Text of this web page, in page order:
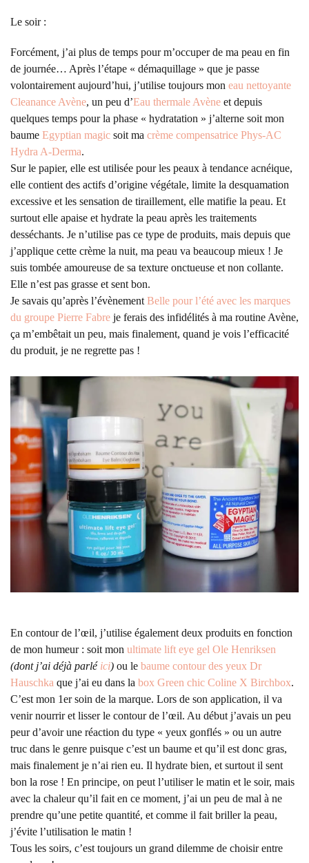
Le soir :
Forcément, j’ai plus de temps pour m’occuper de ma peau en fin
de journée… Après l’étape « démaquillage » que je passe
volontairement aujourd’hui, j’utilise toujours mon eau nettoyante
Cleanance Avène, un peu d’Eau thermale Avène et depuis
quelques temps pour la phase « hydratation » j’alterne soit mon
baume Egyptian magic soit ma crème compensatrice Phys-AC
Hydra A-Derma.
Sur le papier, elle est utilisée pour les peaux à tendance acnéique,
elle contient des actifs d’origine végétale, limite la desquamation
excessive et les sensation de tiraillement, elle matifie la peau. Et
surtout elle apaise et hydrate la peau après les traitements
desséchants. Je n’utilise pas ce type de produits, mais depuis que
j’applique cette crème la nuit, ma peau va beaucoup mieux ! Je
suis tombée amoureuse de sa texture onctueuse et non collante.
Elle n’est pas grasse et sent bon.
Je savais qu’après l’évènement Belle pour l’été avec les marques
du groupe Pierre Fabre je ferais des infidélités à ma routine Avène,
ça m’embêtait un peu, mais finalement, quand je vois l’efficacité
du produit, je ne regrette pas !
En contour de l’œil, j’utilise également deux produits en fonction
de mon humeur : soit mon ultimate lift eye gel Ole Henriksen
(dont j’ai déjà parlé ici) ou le baume contour des yeux Dr
Hauschka que j’ai eu dans la box Green chic Coline X Birchbox.
C’est mon 1er soin de la marque. Lors de son application, il va
venir nourrir et lisser le contour de l’œil. Au début j’avais un peu
peur d’avoir une réaction du type « yeux gonflés » ou un autre
truc dans le genre puisque c’est un baume et qu’il est donc gras,
mais finalement je n’ai rien eu. Il hydrate bien, et surtout il sent
bon la rose ! En principe, on peut l’utiliser le matin et le soir, mais
avec la chaleur qu’il fait en ce moment, j’ai un peu de mal à ne
prendre qu’une petite quantité, et comme il fait briller la peau,
j’évite l’utilisation le matin !
Tous les soirs, c’est toujours un grand dilemme de choisir entre